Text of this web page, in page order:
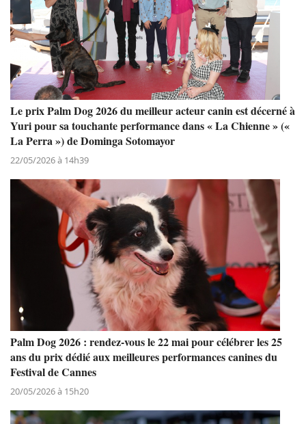
Le prix Palm Dog 2026 du meilleur acteur canin est décerné à
Yuri pour sa touchante performance dans « La Chienne » («
La Perra ») de Dominga Sotomayor
22/05/2026 à 14h39
Palm Dog 2026 : rendez-vous le 22 mai pour célébrer les 25
ans du prix dédié aux meilleures performances canines du
Festival de Cannes
20/05/2026 à 15h20